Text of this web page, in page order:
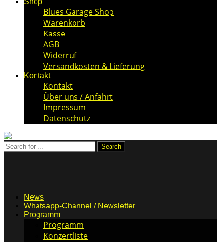
Shop
Blues Garage Shop
Warenkorb
Kasse
AGB
Widerruf
Versandkosten & Lieferung
Kontakt
Kontakt
Über uns / Anfahrt
Impressum
Datenschutz
News
Whatsapp-Channel / Newsletter
Programm
Programm
Konzertliste